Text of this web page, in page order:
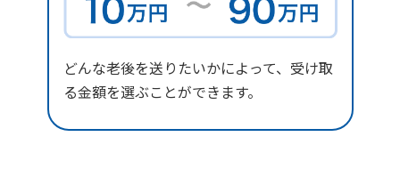
どんな老後を送りたいかによって、受け取
る金額を選ぶことができます。